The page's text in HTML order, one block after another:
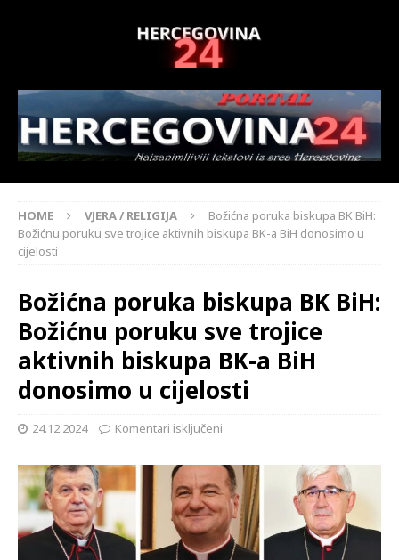
HOME VJERA / RELIGIJA
Božićna poruka biskupa BK BiH:
Božićnu poruku sve trojice aktivnih biskupa BK-a BiH donosimo u
cijelosti
Božićna poruka biskupa BK BiH:
Božićnu poruku sve trojice
aktivnih biskupa BK-a BiH
donosimo u cijelosti
24.12.2024 Komentari isključeni